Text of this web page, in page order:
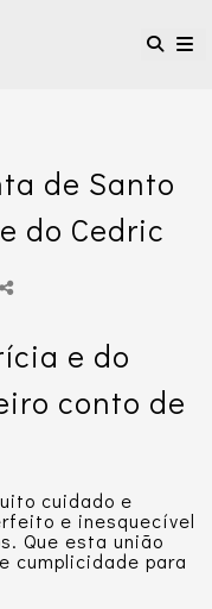
de Santo
do Cedric
e do
conto de
cuidado e
e inesquecível
Que esta união
cumplicidade para